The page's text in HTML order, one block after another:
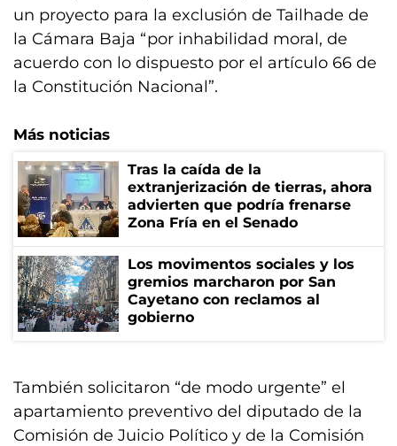
un proyecto para la exclusión de Tailhade de
la Cámara Baja “por inhabilidad moral, de
acuerdo con lo dispuesto por el artículo 66 de
la Constitución Nacional”.
Más noticias
Tras la caída de la
extranjerización de tierras, ahora
advierten que podría frenarse
Zona Fría en el Senado
Los movimentos sociales y los
gremios marcharon por San
Cayetano con reclamos al
gobierno
También solicitaron “de modo urgente” el
apartamiento preventivo del diputado de la
Comisión de Juicio Político y de la Comisión